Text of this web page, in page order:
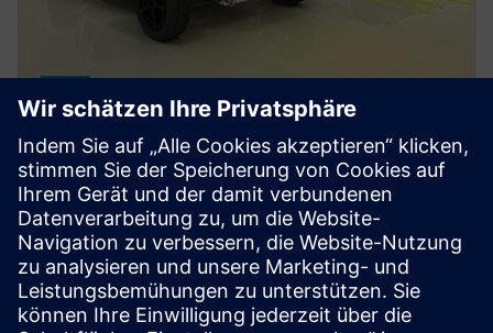
FLUIDS AND THERMAL
Simcenter STAR-CCM+ software
Verbessern Sie die Produktleistung mit Multiphysik-
CFD-Software (Computational Fluid Dynamics) für
reale Bedingungen.